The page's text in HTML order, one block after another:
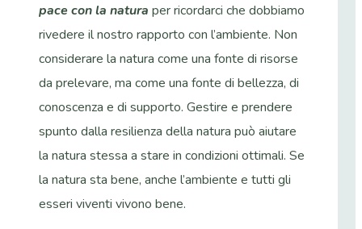
pace con la natura per ricordarci che dobbiamo
rivedere il nostro rapporto con l’ambiente. Non
considerare la natura come una fonte di risorse
da prelevare, ma come una fonte di bellezza, di
conoscenza e di supporto. Gestire e prendere
spunto dalla resilienza della natura può aiutare
la natura stessa a stare in condizioni ottimali. Se
la natura sta bene, anche l’ambiente e tutti gli
esseri viventi vivono bene.